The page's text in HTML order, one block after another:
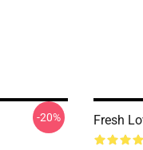
-20% Fresh